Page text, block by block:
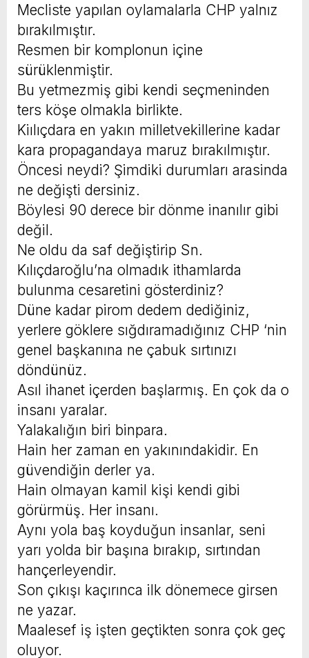
Mecliste yapılan oylamalarla CHP yalnız
bırakılmıştır.
Resmen bir komplonun içine
sürüklenmiştir.
Bu yetmezmiş gibi kendi seçmeninden
ters köşe olmakla birlikte.
Kiılıçdara en yakın milletvekillerine kadar
kara propagandaya maruz bırakılmıştır.
Öncesi neydi? Şimdiki durumları arasinda
ne değişti dersiniz.
Böylesi 90 derece bir dönme inanılır gibi
değil.
Ne oldu da saf değiştirip Sn.
Kılıçdaroğlu’na olmadık ithamlarda
bulunma cesaretini gösterdiniz?
Düne kadar pirom dedem dediğiniz,
yerlere göklere sığdıramadığınız CHP ‘nin
genel başkanına ne çabuk sırtınızı
döndünüz.
Asıl ihanet içerden başlarmış. En çok da o
insanı yaralar.
Yalakalığın biri binpara.
Hain her zaman en yakınındakidir. En
güvendiğin derler ya.
Hain olmayan kamil kişi kendi gibi
görürmüş. Her insanı.
Aynı yola baş koyduğun insanlar, seni
yarı yolda bir başına bırakıp, sırtından
hançerleyendir.
Son çıkışı kaçırınca ilk dönemece girsen
ne yazar.
Maalesef iş işten geçtikten sonra çok geç
oluyor.